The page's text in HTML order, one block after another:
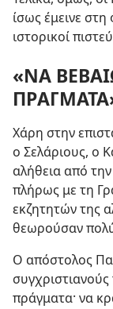
ίσως έμεινε
ιστορικοί
«ΝΑ
Χάρη στην
ο Σελάριους, ο
αλήθεια από
πλήρως με τη
εκζητητών της
θεωρούσαν
Ο απόστολος
πράγματα· να